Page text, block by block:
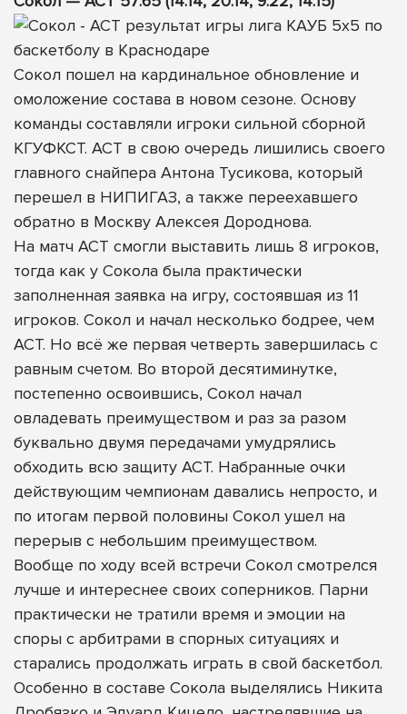
Сокол пошел на кардинальное обновление и
омоложение состава в новом сезоне. Основу
команды составляли игроки сильной сборной
КГУФКСТ. АСТ в свою очередь лишились своего
главного снайпера Антона Тусикова, который
перешел в НИПИГАЗ, а также переехавшего
обратно в Москву Алексея Дороднова.
На матч АСТ смогли выставить лишь 8 игроков,
тогда как у Сокола была практически
заполненная заявка на игру, состоявшая из 11
игроков. Сокол и начал несколько бодрее, чем
АСТ. Но всё же первая четверть завершилась с
равным счетом. Во второй десятиминутке,
постепенно освоившись, Сокол начал
овладевать преимуществом и раз за разом
буквально двумя передачами умудрялись
обходить всю защиту АСТ. Набранные очки
действующим чемпионам давались непросто, и
по итогам первой половины Сокол ушел на
перерыв с небольшим преимуществом.
Вообще по ходу всей встречи Сокол смотрелся
лучше и интереснее своих соперников. Парни
практически не тратили время и эмоции на
споры с арбитрами в спорных ситуациях и
старались продолжать играть в свой баскетбол.
Особенно в составе Сокола выделялись Никита